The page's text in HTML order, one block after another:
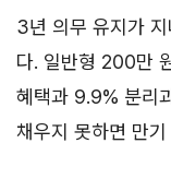
3년 의무 유지가
다. 일반형 200만
혜택과 9.9% 분리
채우지 못하면 만